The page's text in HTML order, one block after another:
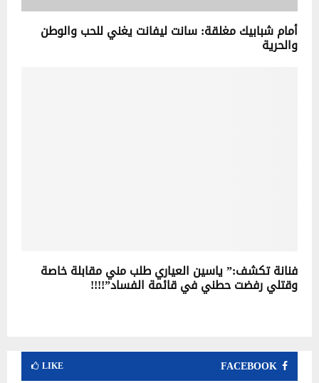
أمام شبابيك مغلقة: سانت ليفانت يغني للحب والوطن
والحرية
فنانة تكشف:” ياسين العياري طلب مني مقابلة خاصة
وقتلي رفضت حطني في قائمة الفساد”!!!!
FACEBOOK
LIKE